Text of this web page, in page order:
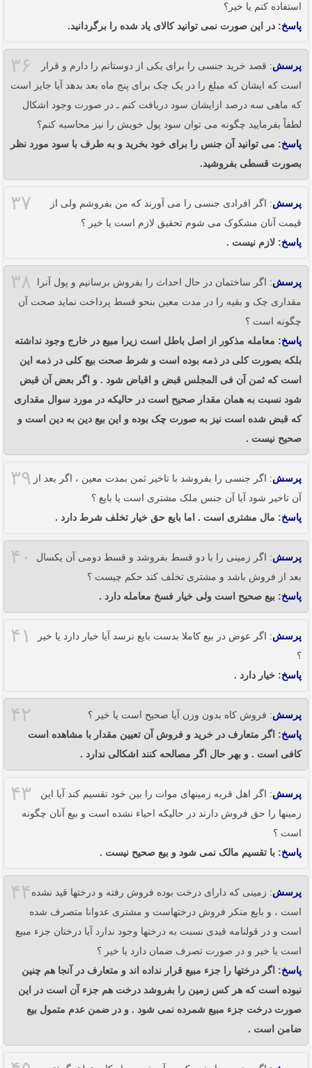
استفاده کنم یا خیر؟
پاسخ: در این صورت نمی توانید کالای یاد شده را برگردانید.
۳۶ پرسش: قصد خرید جنسی را برای یکی از دوستانم را دارم و قرار
است که ایشان که مبلغ را در یک چک برای پنج ماه بعد بدهد آیا جایز است
که ماهی سه درصد ازایشان سود دریافت کنم ـ در صورت وجود اشکال
لطفاً بفرمایید چگونه می توان سود پول خویش را نیز محاسبه کنم؟
پاسخ: می توانید آن جنس را برای خود بخرید و به طرف با سود مورد نظر
بصورت قسطی بفروشید.
۳۷ پرسش: اگر افرادی جنسی را می آورند که من بفروشم ولی از
قیمت آنان مشکوک می شوم تحقیق لازم است یا خیر ؟
پاسخ: لازم نیست .
۳۸ پرسش: اگر ساختمان در حال احداث را بفروش برسانیم و پول آنرا
مقداری چک و بقیه را در مدت معین بنحو قسط پرداخت نماید صحت آن
چگونه است ؟
پاسخ: معامله مذکور از اصل باطل است زیرا مبیع در خارج وجود نداشته
بلکه بصورت کلی در ذمه بوده است و شرط صحت بیع کلی در ذمه این
است که ثمن آن فی المجلس قبض و اقباض شود . و اگر بعض آن قبض
شود نسبت به همان مقدار صحیح است در حالیکه در مورد سوال مقداری
که قبض شده است نیز به صورت چک بوده و این بیع دین به دین است و
صحیح نیست .
۳۹ پرسش: اگر جنسی را بفروشد با تاخیر ثمن بمدت معین ، اگر بعد از
آن تاخیر شود آیا آن جنس ملک مشتری است یا بایع ؟
پاسخ: مال مشتری است . اما بایع حق خیار تخلف شرط دارد .
۴۰ پرسش: اگر زمینی را با دو قسط بفروشد و قسط دومی آن یکسال
بعد از فروش باشد و مشتری تخلف کند حکم چیست ؟
پاسخ: بیع صحیح است ولی خیار فسخ معامله دارد .
۴۱ پرسش: اگر عوض در بیع کاملا بدست بایع نرسد آیا خیار دارد یا خیر
؟
پاسخ: خیار دارد .
۴۲ پرسش: فروش کاه بدون وزن آیا صحیح است یا خیر ؟
پاسخ: اگر متعارف در خرید و فروش آن تعیین مقدار با مشاهده است
کافی است . و بهر حال اگر مصالحه کنند اشکالی ندارد .
۴۳ پرسش: اگر اهل قریه زمینهای موات را بین خود تقسیم کند آیا این
زمینها را حق فروش دارند در حالیکه احیاء نشده است و بیع آنان چگونه
است ؟
پاسخ: با تقسیم مالک نمی شود و بیع صحیح نیست .
۴۴ پرسش: زمینی که دارای درخت بوده فروش رفته و درختها قید نشده
است ، و بایع منکر فروش درختهاست و مشتری عدوانا متصرف شده
است و در قولنامه قیدی نسبت به درختها وجود ندارد آیا درختان جزء مبیع
است یا خیر و در صورت تصرف ضمان دارد یا خیر ؟
پاسخ: اگر درختها را جزء مبیع قرار نداده اند و متعارف در آنجا هم چنین
نبوده است که هر کس زمین را بفروشد درخت هم جزء آن است در این
صورت درخت جزء مبیع شمرده نمی شود . و در ضمن عدم متمول بیع
ضامن است .